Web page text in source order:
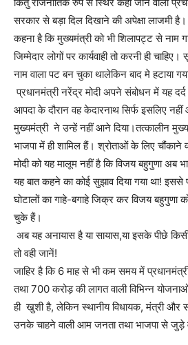
सरकार से बड़ा दिल दिखाने की अपेक्षा लाजमी
कहना है कि मुख्यमंत्री को भी शिलापट्ट से नाम
जिम्मेदार लोगों पर कार्यवाही तो करनी ही
नाम वाला पट बन चुका थालेकिन बाद मे हटाया
प्रधानमंत्री नरेंद्र मोदी अपने संबोधन में यह
आपदा के दौरान वह केदारनाथ सिर्फ इसलिए नहीं
मुख्यमंत्री ने उन्हें नहीं आने दिया।तत्कालीन
भाजपा में ही शामिल हैं। श्रोताओं के लिए चौंकाने
मोदी को यह मालूम नहीं है कि विजय बहुगुणा अब
यह बात कहने का कोई सुझाव दिया गया था! इससे
घोटालों का गाहे-बगाहे जिक्र कर विजय
चुके हैं।
अब यह अनायास है या सायास,या इसके पीछे
तो वही जानें!
जाहिर है कि 6 माह से भी कम समय में
तथा 700 करोड़ की लागत वाली विभिन्न
ही खुशी है, लेकिन स्थानीय विधायक, मंत्री और
उनके चाहने वाली आम जनता तथा भाजपा से जुड़े